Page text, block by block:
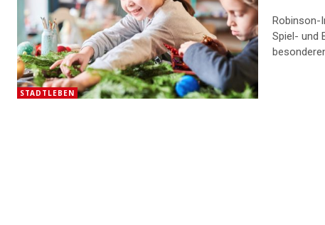
STADTLEBEN
Robinson-
Spiel- und